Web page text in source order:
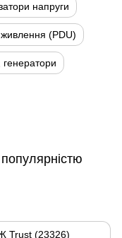
напруги
живлення (PDU)
генератори